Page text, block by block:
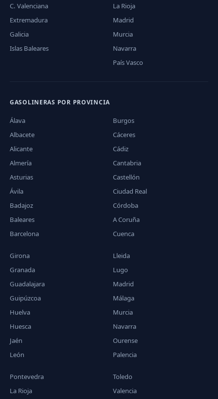
C. Valenciana
Extremadura
Galicia
Islas Baleares
La Rioja
Madrid
Murcia
Navarra
País Vasco
GASOLINERAS POR PROVINCIA
Álava
Albacete
Alicante
Almería
Asturias
Ávila
Badajoz
Baleares
Barcelona
Burgos
Cáceres
Cádiz
Cantabria
Castellón
Ciudad Real
Córdoba
A Coruña
Cuenca
Girona
Granada
Guadalajara
Guipúzcoa
Huelva
Huesca
Jaén
León
Lleida
Lugo
Madrid
Málaga
Murcia
Navarra
Ourense
Palencia
Pontevedra
La Rioja
Toledo
Valencia